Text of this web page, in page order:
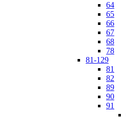
64
65
66
67
68
78
81-129
81
82
89
90
91